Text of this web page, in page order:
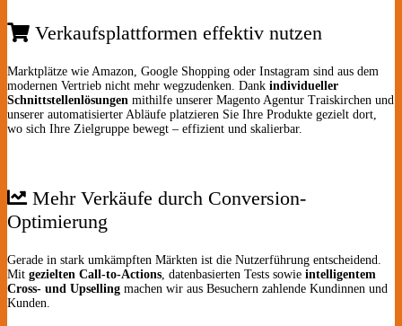
Verkaufsplattformen effektiv nutzen
Marktplätze wie Amazon, Google Shopping oder Instagram sind aus dem
modernen Vertrieb nicht mehr wegzudenken. Dank individueller
Schnittstellenlösungen mithilfe unserer Magento Agentur Traiskirchen und
unserer automatisierter Abläufe platzieren Sie Ihre Produkte gezielt dort,
wo sich Ihre Zielgruppe bewegt – effizient und skalierbar.
Mehr Verkäufe durch Conversion-
Optimierung
Gerade in stark umkämpften Märkten ist die Nutzerführung entscheidend.
Mit gezielten Call-to-Actions , datenbasierten Tests sowie intelligentem
Cross- und Upselling machen wir aus Besuchern zahlende Kundinnen und
Kunden.